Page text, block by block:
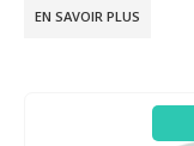
EN SAVOIR PLUS